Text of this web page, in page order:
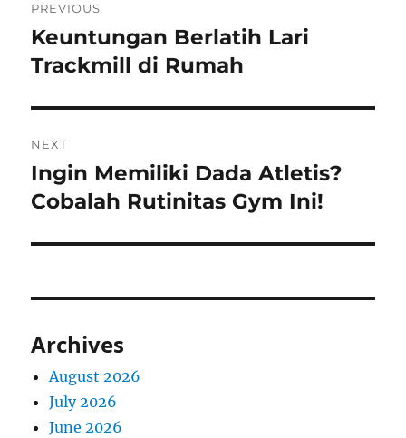
navigation
PREVIOUS
Previous
post:
Keuntungan Berlatih Lari
Trackmill di Rumah
NEXT
Next
post:
Ingin Memiliki Dada Atletis?
Cobalah Rutinitas Gym Ini!
Archives
August 2026
July 2026
June 2026